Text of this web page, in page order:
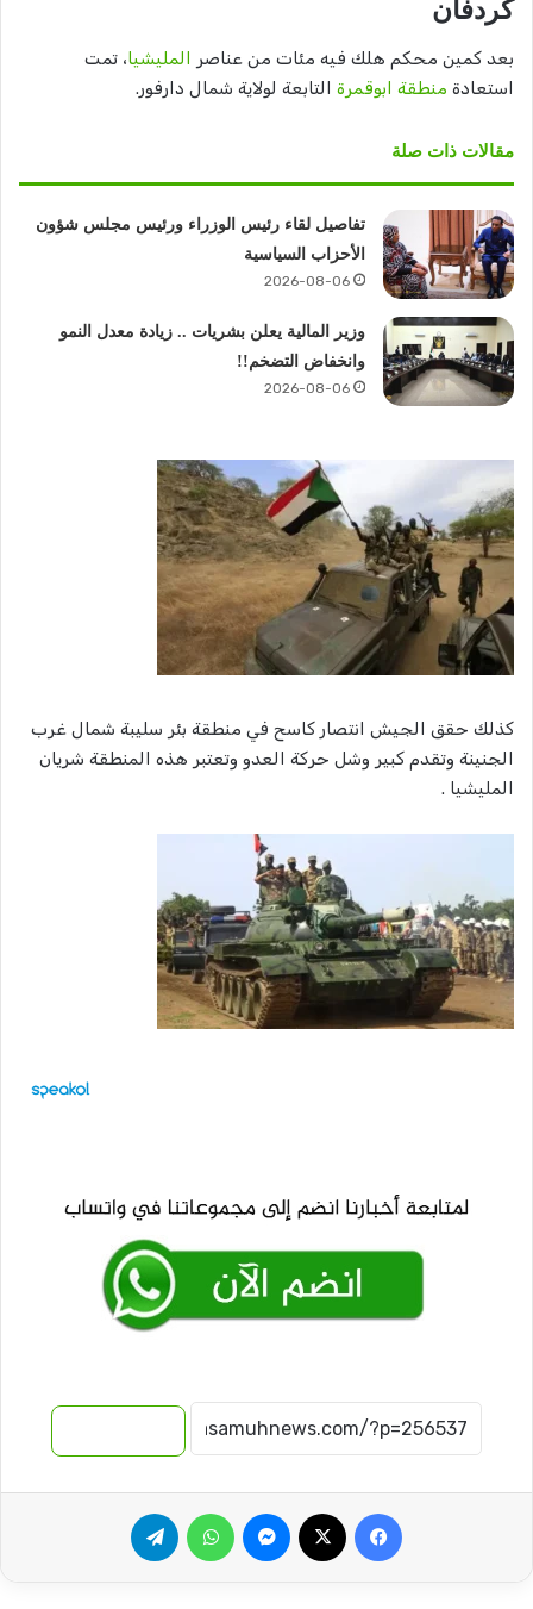
كردفان
بعد كمين محكم هلك فيه مئات من عناصر المليشيا، تمت
استعادة منطقة ابوقمرة التابعة لولاية شمال دارفور.
مقالات ذات صلة
تفاصيل لقاء رئيس الوزراء ورئيس مجلس شؤون
الأحزاب السياسية
2026-08-06
وزير المالية يعلن بشريات .. زيادة معدل النمو
وانخفاض التضخم!!
2026-08-06
كذلك حقق الجيش انتصار كاسح في منطقة بئر سليبة شمال غرب
الجنينة وتقدم كبير وشل حركة العدو وتعتبر هذه المنطقة شريان
المليشيا .
فيسبوك ماسنجر واتساب